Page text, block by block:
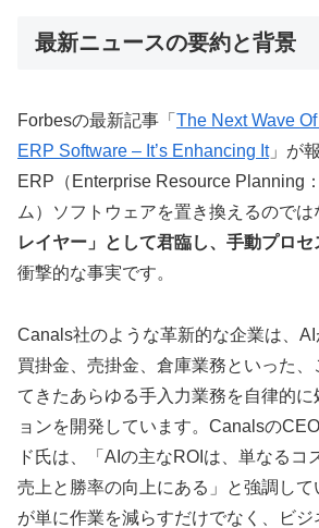
最新ニュースの要約と背景
Forbesの最新記事「 The Next Wave
ERP Software – It’s Enhancing It」が
ERP（Enterprise Resource Planning
ム）ソフトウェアを置き換えるのでは
レイヤー」として君臨し、手動プロセ
衝撃的な事実です。
Canals社のような革新的な企業は、AI
買掛金、売掛金、倉庫業務といった
てきたあらゆる手入力業務を自律的
ョンを開発しています。Canalsの
ド氏は、「AIの主なROIは、単なるコ
売上と勝率の向上にある」と強調して
が単に作業を減らすだけでなく、ビ